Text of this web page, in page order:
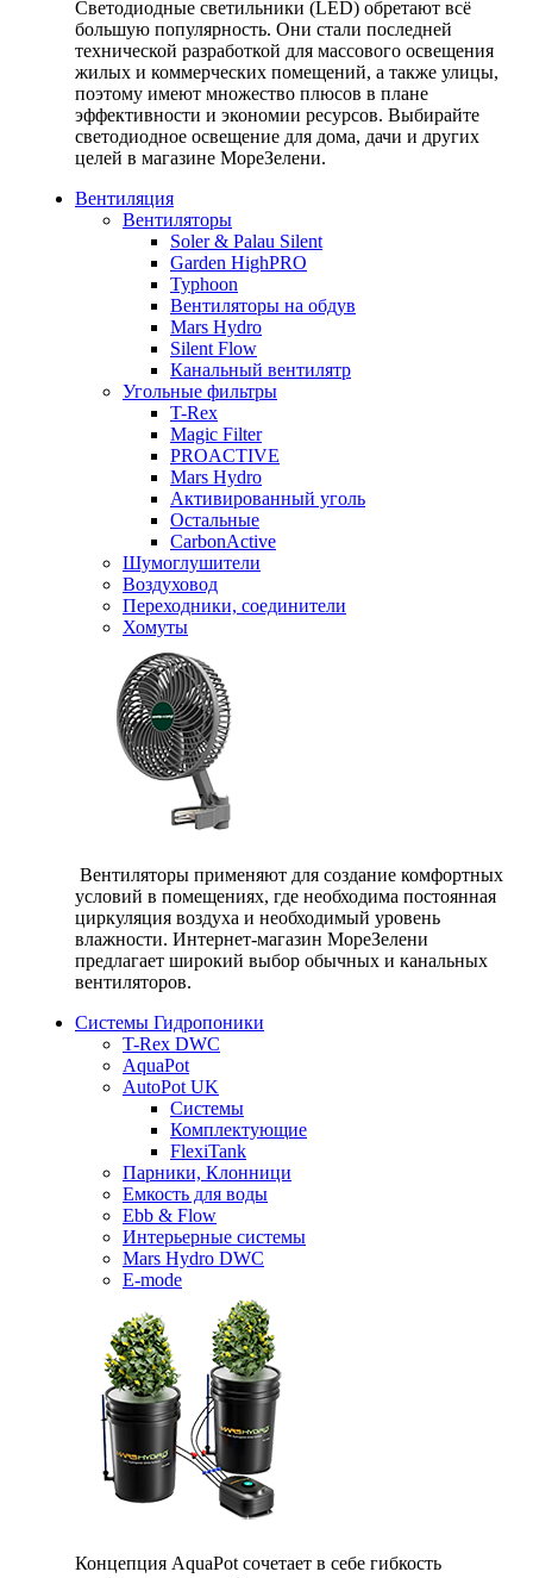
Светодиодные светильники (LED) обретают всё
большую популярность. Они стали последней
технической разработкой для массового освещения
жилых и коммерческих помещений, а также улицы,
поэтому имеют множество плюсов в плане
эффективности и экономии ресурсов. Выбирайте
светодиодное освещение для дома, дачи и других
целей в магазине МореЗелени.
Вентиляция
Вентиляторы
Soler & Palau Silent
Garden HighPRO
Typhoon
Вентиляторы на обдув
Mars Hydro
Silent Flow
Канальный вентилятр
Угольные фильтры
T-Rex
Magic Filter
PROACTIVE
Mars Hydro
Активированный уголь
Остальные
CarbonActive
Шумоглушители
Воздуховод
Переходники, соединители
Хомуты
Вентиляторы применяют для создание комфортных
условий в помещениях, где необходима постоянная
циркуляция воздуха и необходимый уровень
влажности. Интернет-магазин МореЗелени
предлагает широкий выбор обычных и канальных
вентиляторов.
Системы Гидропоники
T-Rex DWC
AquaPot
AutoPot UK
Системы
Комплектующие
FlexiTank
Парники, Клонници
Емкость для воды
Ebb & Flow
Интерьерные системы
Mars Hydro DWC
E-mode
Концепция AquaPot сочетает в себе гибкость